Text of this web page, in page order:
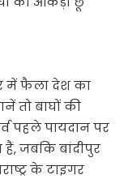
में फैला देश का
तो बाघों की
पहले पायदान पर
हैं, जबकि बांदीपुर
के टाइगर